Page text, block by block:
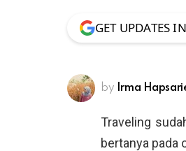
GET UPDATES
by Irma
Traveling
bertanya pada